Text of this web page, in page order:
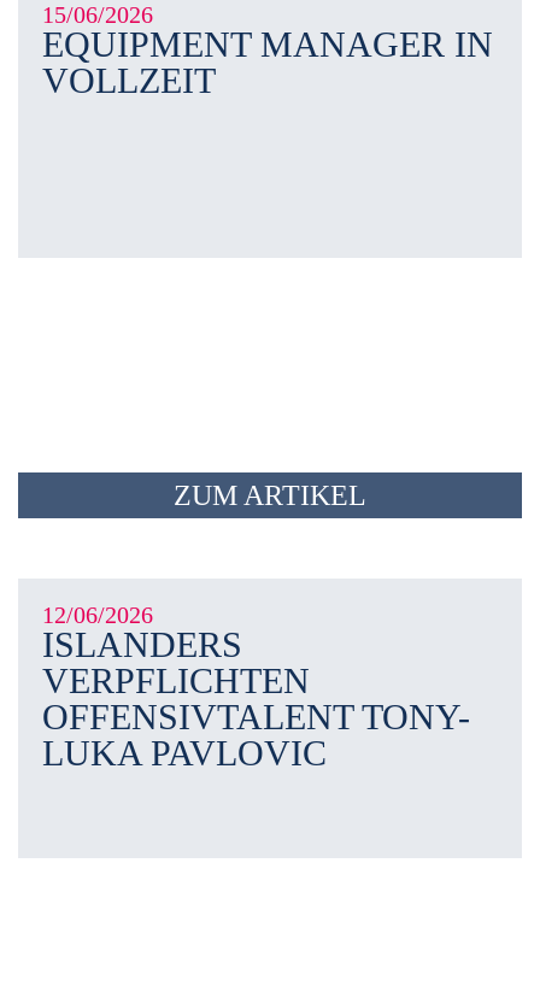
15/06/2026
EQUIPMENT MANAGER IN
VOLLZEIT
ZUM ARTIKEL
12/06/2026
ISLANDERS
VERPFLICHTEN
OFFENSIVTALENT TONY-
LUKA PAVLOVIC